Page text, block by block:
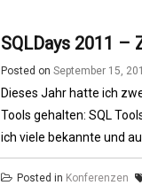
SQLDays 2011 –
Posted on September 15,
Dieses Jahr hatte ich
Tools gehalten: SQL
ich viele bekannte und
Posted in Konferenzen